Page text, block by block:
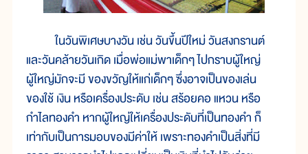
ในวันพิเศษบางวัน เช่น วันขึ้นปีใหม่ วันสงกรานต์
และวันคล้ายวันเกิด เมื่อพ่อแม่พาเด็กๆ ไปกราบผู้ใหญ่
ผู้ใหญ่มักจะมี ของขวัญให้แก่เด็กๆ ซึ่งอาจเป็นของเล่น
ของใช้ เงิน หรือเครื่องประดับ เช่น สร้อยคอ แหวน หรือ
กำไลทองคำ หากผู้ใหญ่ให้เครื่องประดับที่เป็นทองคำ ก็
เท่ากับเป็นการมอบของมีค่าให้ เพราะทองคำเป็นสิ่งที่มี